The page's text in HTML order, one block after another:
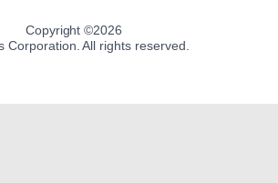
Copyright ©2026
Corporation. All rights reserved.